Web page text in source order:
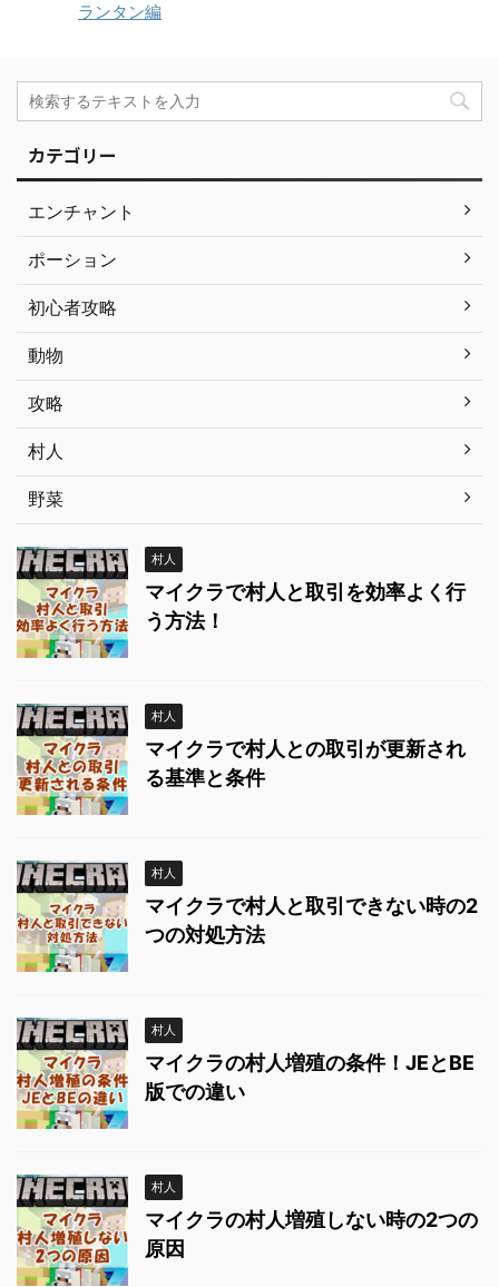
ランタン編
カテゴリー
エンチャント
ポーション
初心者攻略
動物
攻略
村人
野菜
村人
マイクラで村人と取引を効率よく行
う方法！
村人
マイクラで村人との取引が更新され
る基準と条件
村人
マイクラで村人と取引できない時の2
つの対処方法
村人
マイクラの村人増殖の条件！JEとBE
版での違い
村人
マイクラの村人増殖しない時の2つの
原因